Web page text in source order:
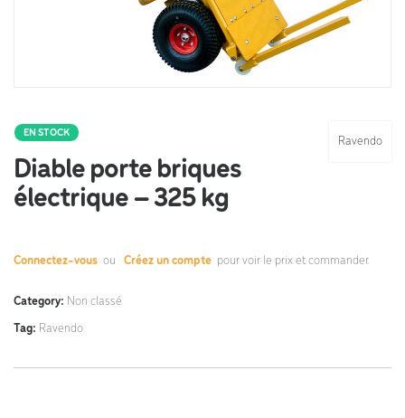
Ravendo
EN STOCK
Diable porte briques
électrique – 325 kg
Connectez-vous ou Créez un compte pour voir le prix et commander.
Category: Non classé
Tag: Ravendo